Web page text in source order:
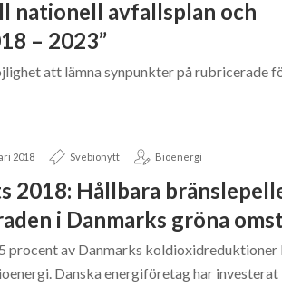
nationell avfallsplan och
– 2023”
att lämna synpunkter på rubricerade
2018 Svebionytt Bioenergi
2018: Hållbara
i Danmarks gröna
procent av Danmarks koldioxidreduktioner
Danska energiföretag har